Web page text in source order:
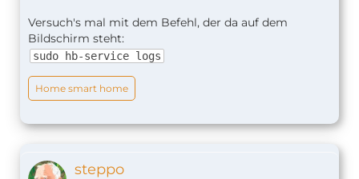
Versuch's mal mit dem Befehl, der da auf dem
Bildschirm steht:
sudo hb-service logs
Home smart home
steppo